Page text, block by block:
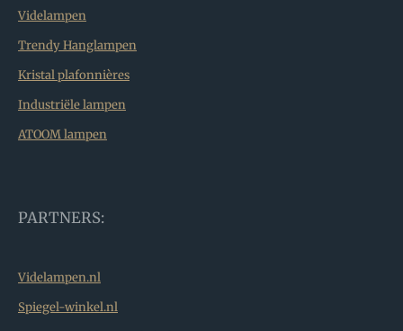
Videlampen
Trendy Hanglampen
Kristal plafonnières
Industriële lampen
ATOOM lampen
PARTNERS:
Videlampen.nl
Spiegel-winkel.nl